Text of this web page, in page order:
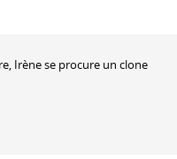
Irène se procure un clone